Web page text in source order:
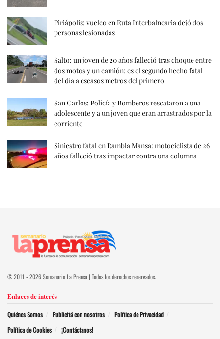
Piriápolis: vuelco en Ruta Interbalnearia dejó dos
personas lesionadas
Salto: un joven de 20 años falleció tras choque entre
dos motos y un camión; es el segundo hecho fatal
del día a escasos metros del primero
San Carlos: Policía y Bomberos rescataron a una
adolescente y a un joven que eran arrastrados por la
corriente
Siniestro fatal en Rambla Mansa: motociclista de 26
años falleció tras impactar contra una columna
© 2011 - 2026 Semanario La Prensa | Todos los derechos reservados.
Enlaces de interés
Quiénes Somos Publicitá con nosotros
Política de Privacidad
Política de Cookies
¡Contáctanos!